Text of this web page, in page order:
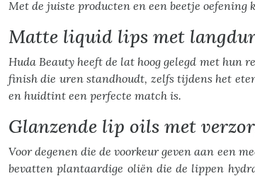
Met de juiste producten en een beetje oefening
Matte liquid lips met
Huda Beauty heeft de lat hoog gelegd met hun
finish die uren standhoudt, zelfs tijdens het
en huidtint een perfecte match is.
Glanzende lip oils met
Voor degenen die de voorkeur geven aan een
bevatten plantaardige oliën die de lippen